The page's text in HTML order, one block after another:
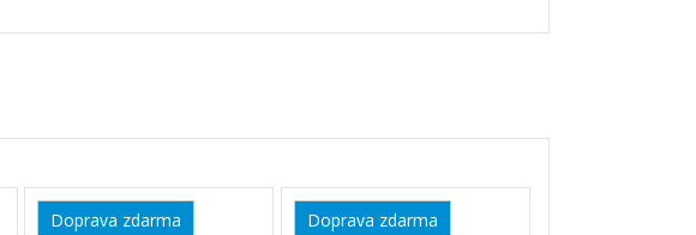
Doprava zdarma
Doprava zdarma